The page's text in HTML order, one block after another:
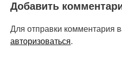
Добавить
Для отправки комментария
авторизоваться.